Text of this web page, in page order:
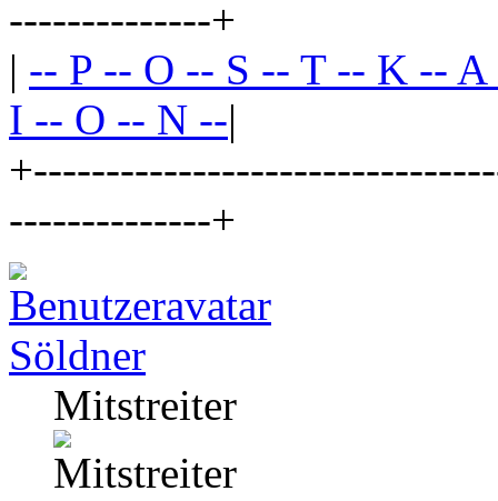
--------------+
| -- P -- O -- S -- T -- K --
I -- O -- N --|
--------------+
Söldner
Mitstreiter